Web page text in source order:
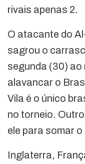
rivais apenas 2.
O atacante do
sagrou o
segunda (30) ao
alavancar o
Vila é o único
no torneio.
ele para somar
Inglaterra,